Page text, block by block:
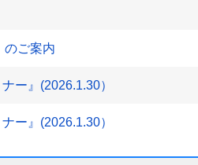
のご案内
ー』(2026.1.30）
ー』(2026.1.30）